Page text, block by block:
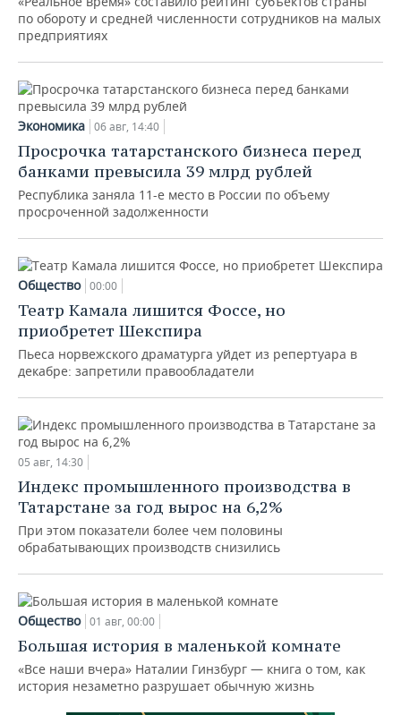
по обороту и средней численности сотрудников на малых
предприятиях
Экономика 06 авг, 14:40
Просрочка татарстанского бизнеса перед
банками превысила 39 млрд рублей
Республика заняла 11-е место в России по объему
просроченной задолженности
Общество 00:00
Театр Камала лишится Фоссе, но
приобретет Шекспира
Пьеса норвежского драматурга уйдет из репертуара в
декабре: запретили правообладатели
05 авг, 14:30
Индекс промышленного производства в
Татарстане за год вырос на 6,2%
При этом показатели более чем половины
обрабатывающих производств снизились
Общество 01 авг, 00:00
Большая история в маленькой комнате
«Все наши вчера» Наталии Гинзбург — книга о том, как
история незаметно разрушает обычную жизнь